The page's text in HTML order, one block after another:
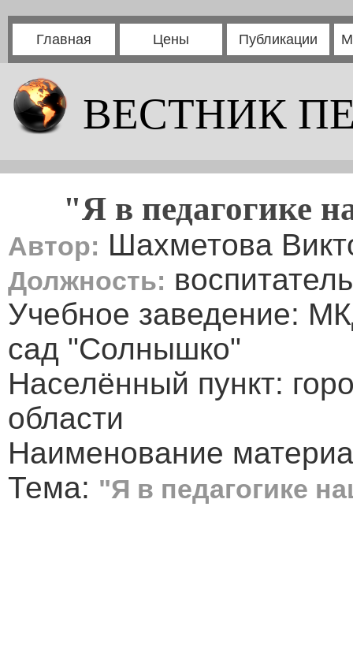
Главная Цены Публикации
ВЕСТНИК
"Я в педагогике
Автор: Шахметова
Должность:
Учебное заведение:
сад "Солнышко"
Населённый пункт:
области
Наименование
Тема: "Я в педагогике